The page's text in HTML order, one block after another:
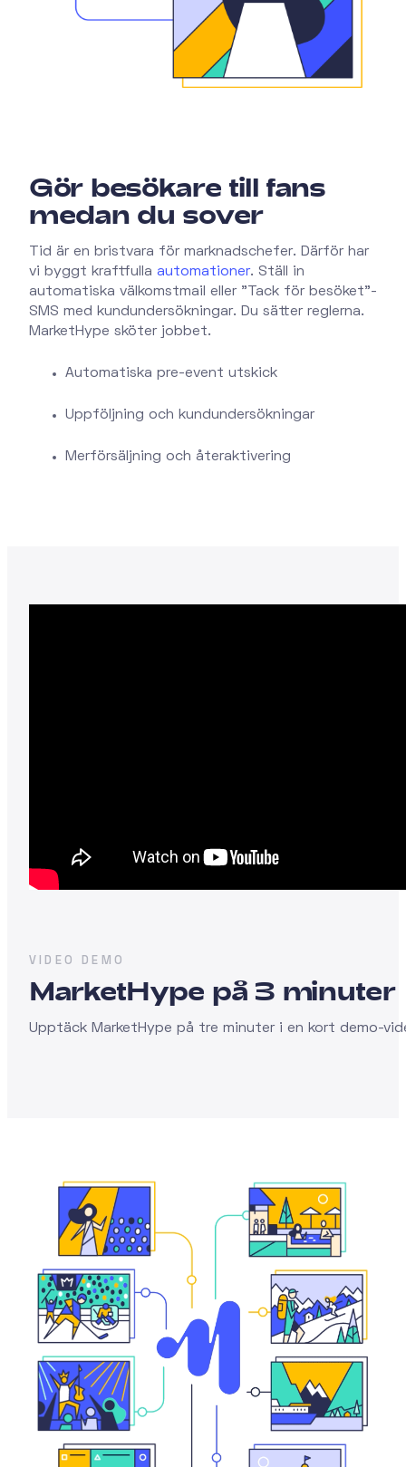
Gör besökare till fans
medan du sover
Tid är en bristvara för marknadschefer. Därför har
vi byggt kraftfulla automationer. Ställ in
automatiska välkomstmail eller "Tack för besöket"-
SMS med kundundersökningar. Du sätter reglerna.
MarketHype sköter jobbet.
Automatiska pre-event utskick
Uppföljning och kundundersökningar
Merförsäljning och återaktivering
VIDEO DEMO
MarketHype på 3 minuter
Upptäck MarketHype på tre minuter i en kort demo-